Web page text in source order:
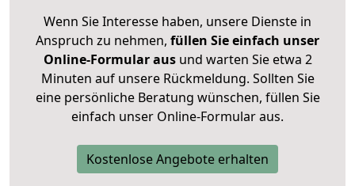
Wenn Sie Interesse haben, unsere Dienste in
Anspruch zu nehmen, füllen Sie einfach unser
Online-Formular ausund warten Sie etwa 2
Minuten auf unsere Rückmeldung. Sollten Sie
eine persönliche Beratung wünschen, füllen Sie
einfach unser Online-Formular aus.
Kostenlose Angebote erhalten